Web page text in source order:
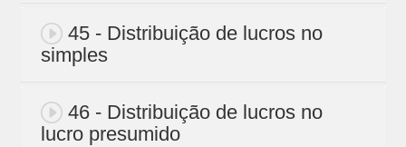
45 - Distribuição de lucros no
simples
46 - Distribuição de lucros no
lucro presumido